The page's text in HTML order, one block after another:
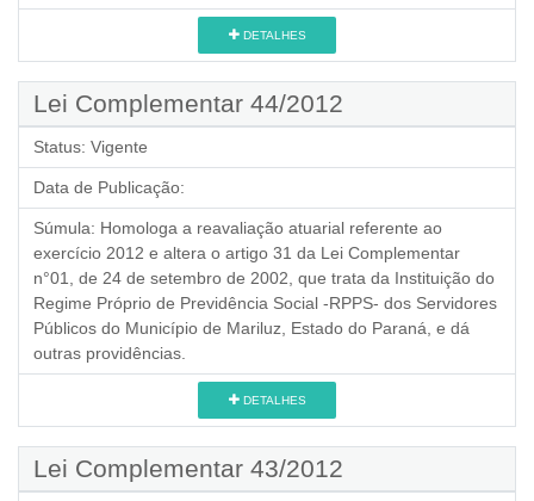
DETALHES
Lei Complementar 44/2012
Status: Vigente
Data de Publicação:
Súmula: Homologa a reavaliação atuarial referente ao
exercício 2012 e altera o artigo 31 da Lei Complementar
n°01, de 24 de setembro de 2002, que trata da Instituição do
Regime Próprio de Previdência Social -RPPS- dos Servidores
Públicos do Município de Mariluz, Estado do Paraná, e dá
outras providências.
DETALHES
Lei Complementar 43/2012